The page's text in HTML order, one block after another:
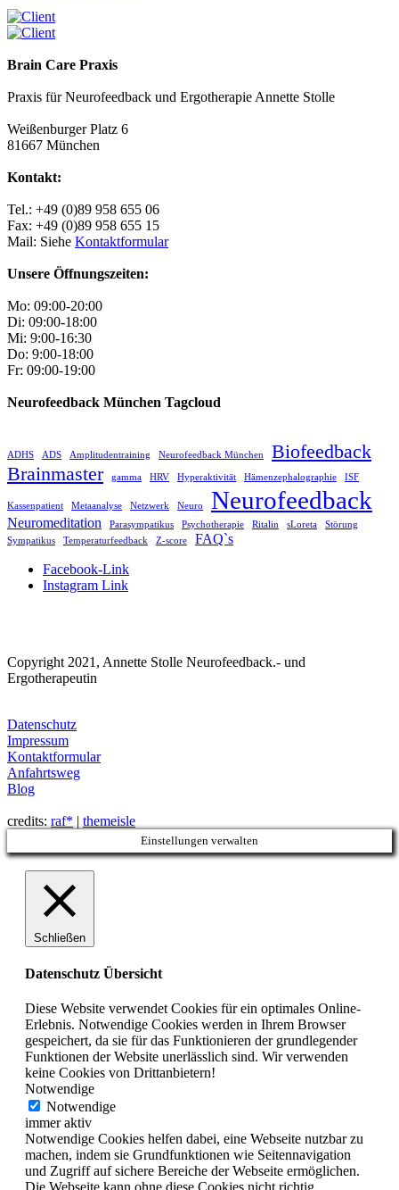
Brain Care Praxis
Praxis für Neurofeedback und Ergotherapie Annette Stolle
Weißenburger Platz 6
81667 München
Kontakt:
Tel.: +49 (0)89 958 655 06
Fax: +49 (0)89 958 655 15
Mail: Siehe Kontaktformular
Unsere Öffnungszeiten:
Mo: 09:00-20:00
Di: 09:00-18:00
Mi: 9:00-16:30
Do: 9:00-18:00
Fr: 09:00-19:00
Neurofeedback München Tagcloud
ADHS ADS Amplitudentraining Neurofeedback München
Biofeedback
Brainmaster
gamma HRV Hyperaktivität Hämenzephalographie ISF
Kassenpatient Metaanalyse Netzwerk Neuro Neurofeedback
Neuromeditation Parasympatikus Psychotherapie Ritalin sLoreta
Störung
Sympatikus
Temperaturfeedback Z-score
FAQ`s
Facebook-Link
Instagram Link
Copyright 2021, Annette Stolle Neurofeedback.- und
Ergotherapeutin
Datenschutz
Impressum
Kontaktformular
Anfahrtsweg
Blog
credits: raf* | themeisle
Einstellungen verwalten
Schließen
Datenschutz Übersicht
Diese Website verwendet Cookies für ein optimales Online-
Erlebnis. Notwendige Cookies werden in Ihrem Browser
gespeichert, da sie für das Funktionieren der grundlegender
Funktionen der Website unerlässlich sind. Wir verwenden
keine Cookies von Drittanbietern!
Notwendige
Notwendige
immer aktiv
Notwendige Cookies helfen dabei, eine Webseite nutzbar zu
machen, indem sie Grundfunktionen wie Seitennavigation
und Zugriff auf sichere Bereiche der Webseite ermöglichen.
Die Webseite kann ohne diese Cookies nicht richtig